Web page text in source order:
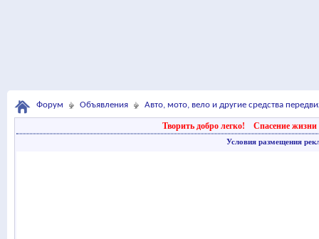
Форум Объявления Авто, мото, вело и другие средства
Творить добро легко! Спасение жизни
Условия размещения